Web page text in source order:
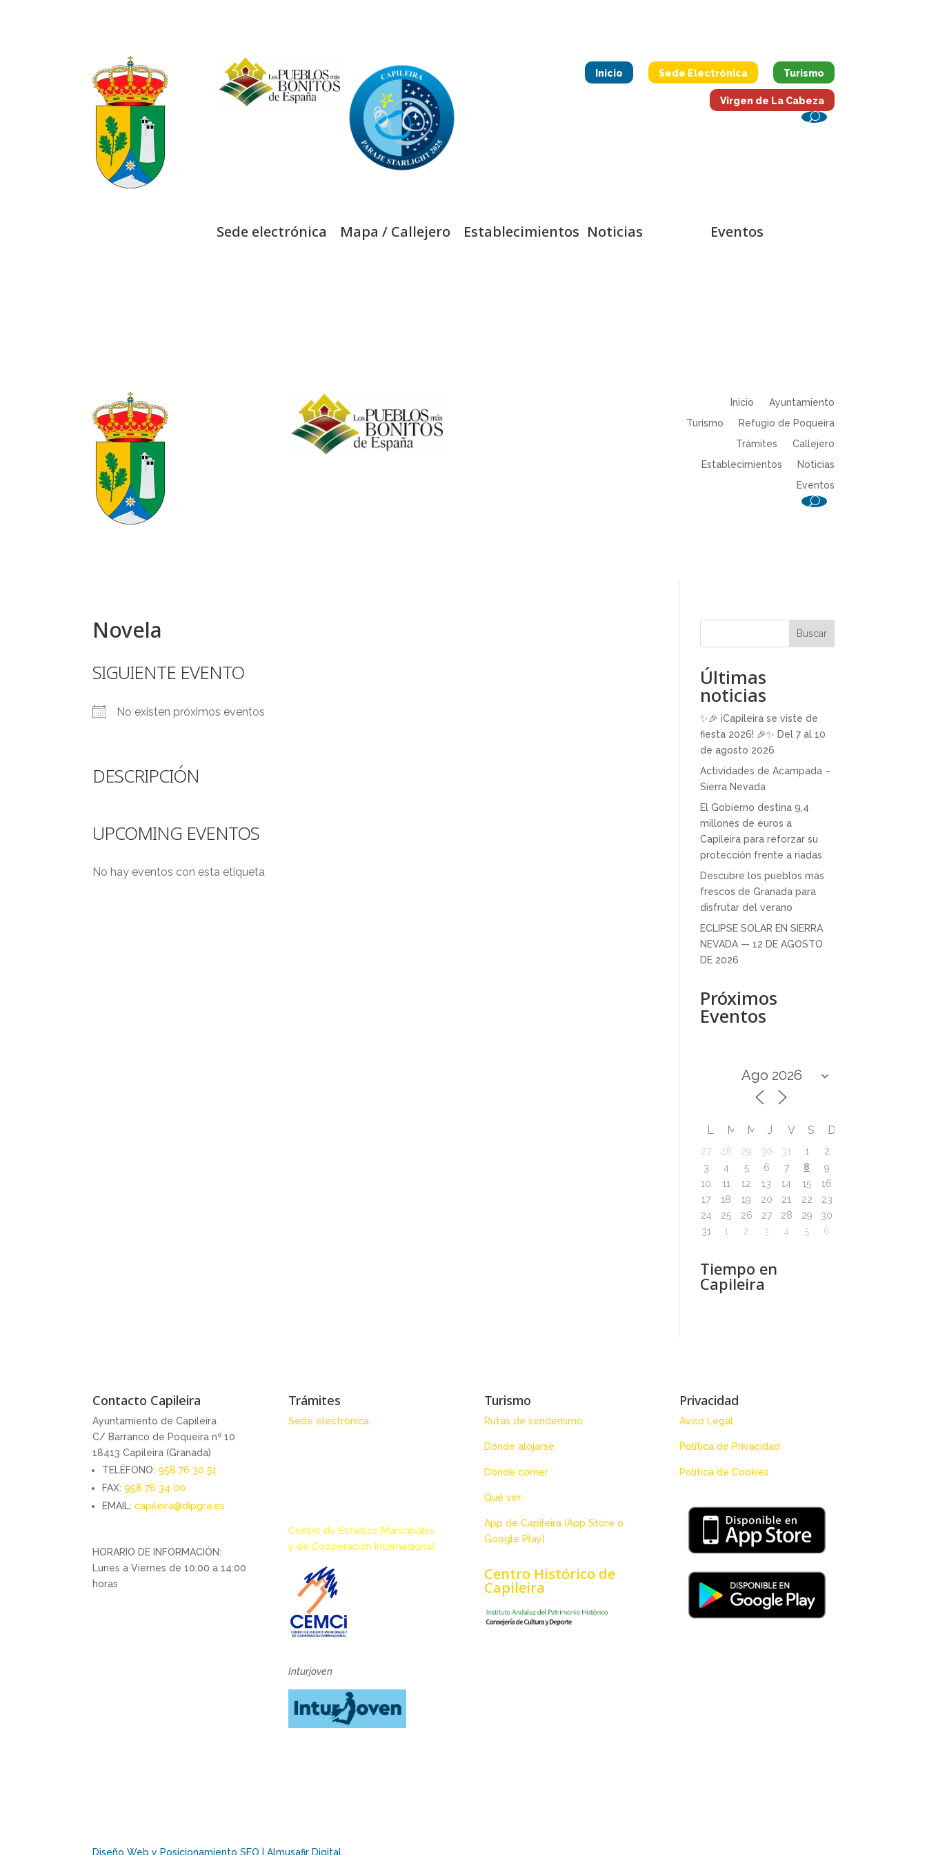
Inicio Sede Electrónica Turismo
Virgen de La Cabeza
Sede electrónica Mapa / Callejero Establecimientos Noticias Eventos
Inicio
Ayuntamiento
Turismo
Refugio de Poqueira
Trámites
Callejero
Establecimientos
Noticias
Eventos
Novela
SIGUIENTE EVENTO
No existen próximos eventos
DESCRIPCIÓN
UPCOMING EVENTOS
No hay eventos con esta etiqueta
Buscar
Últimas
noticias
✨🎉 ¡Capileira se viste de
fiesta 2026! 🎉✨ Del 7 al 10
de agosto 2026
Actividades de Acampada –
Sierra Nevada
El Gobierno destina 9,4
millones de euros a
Capileira para reforzar su
protección frente a riadas
Descubre los pueblos más
frescos de Granada para
disfrutar del verano
ECLIPSE SOLAR EN SIERRA
NEVADA — 12 DE AGOSTO
DE 2026
Próximos
Eventos
L M M J V S D
27 28 29 30 31 1
2
3
4 5 6 7 8
9
10
11 12 13 14 15
16
17
18 19 20 21 22
23
24
25 26 27 28 29
30
31
1 2 3 4 5 6
Tiempo en
Capileira
Contacto Capileira
Ayuntamiento de Capileira
C/ Barranco de Poqueira nº 10
18413 Capileira (Granada)
TELÉFONO:958 76 30 51
FAX:958 76 34 00
EMAIL:capileira@dipgra.es
HORARIO DE INFORMACIÓN:
Lunes a Viernes de 10:00 a 14:00
horas
Trámites
Sede electrónica
Centro de Estudios Municipales
y de Cooperación Internacional
Inturjoven
Turismo
Rutas de senderismo
Dónde alojarse
Dónde comer
Qué ver
App de Capileira (App Store o
Google Play)
Centro Histórico de
Capileira
Privacidad
Aviso Legal
Política de Privacidad
Política de Cookies
Diseño Web y Posicionamiento SEO | Almusafir Digital